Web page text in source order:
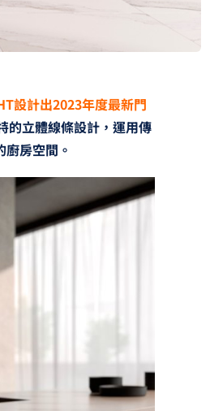
設計出2023年度最新門
的立體線條設計，運用傳
房空間。